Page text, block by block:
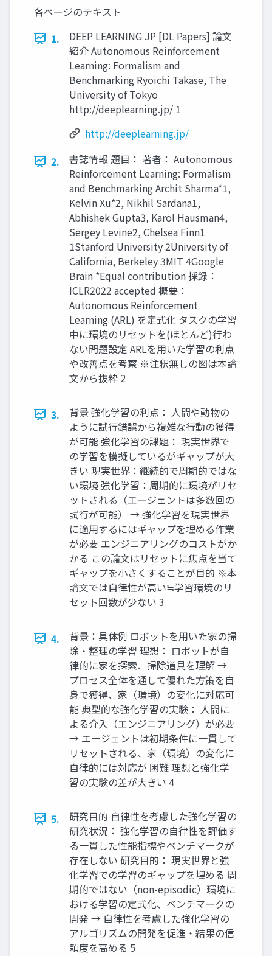
各ページのテキスト
1.
DEEP LEARNING JP [DL Papers] 論文
紹介 Autonomous Reinforcement
Learning: Formalism and
Benchmarking Ryoichi Takase, The
University of Tokyo
http://deeplearning.jp/ 1
http://deeplearning.jp/
2.
書誌情報 題目： 著者： Autonomous
Reinforcement Learning: Formalism
and Benchmarking Archit Sharma*1,
Kelvin Xu*2, Nikhil Sardana1,
Abhishek Gupta3, Karol Hausman4,
Sergey Levine2, Chelsea Finn1
1Stanford University 2University of
California, Berkeley 3MIT 4Google
Brain *Equal contribution 採録：
ICLR2022 accepted 概要：
Autonomous Reinforcement
Learning (ARL) を定式化 タスクの学習
中に環境のリセットを(ほとんど)行わ
ない問題設定 ARLを用いた学習の利点
や改善点を考察 ※注釈無しの図は本論
文から抜粋 2
3.
背景 強化学習の利点： 人間や動物の
ように試行錯誤から複雑な行動の獲得
が可能 強化学習の課題： 現実世界で
の学習を模擬しているがギャップが大
きい 現実世界：継続的で周期的ではな
い環境 強化学習：周期的に環境がリセ
ットされる（エージェントは多数回の
試行が可能） → 強化学習を現実世界
に適用するにはギャップを埋める作業
が必要 エンジニアリングのコストがか
かる この論文はリセットに焦点を当て
ギャップを小さくすることが目的 ※本
論文では自律性が高い≒学習環境のリ
セット回数が少ない 3
4.
背景：具体例 ロボットを用いた家の掃
除・整理の学習 理想： ロボットが自
律的に家を探索、掃除道具を理解 →
プロセス全体を通して優れた方策を自
身で獲得、家（環境）の変化に対応可
能 典型的な強化学習の実験： 人間に
よる介入（エンジニアリング）が必要
→ エージェントは初期条件に一貫して
リセットされる、家（環境）の変化に
自律的には対応が 困難 理想と強化学
習の実験の差が大きい 4
5.
研究目的 自律性を考慮した強化学習の
研究状況： 強化学習の自律性を評価す
る一貫した性能指標やベンチマークが
存在しない 研究目的： 現実世界と強
化学習での学習のギャップを埋める 周
期的ではない（non-episodic）環境に
おける学習の定式化、ベンチマークの
開発 → 自律性を考慮した強化学習の
アルゴリズムの開発を促進・結果の信
頼度を高める 5